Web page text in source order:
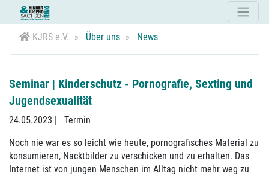
KJRS e.V. Über uns News
Seminar | Kinderschutz - Pornografie, Sexting und
Jugendsexualität
24.05.2023
Termin
Noch nie war es so leicht wie heute, pornografisches Material zu
konsumieren, Nacktbilder zu verschicken und zu erhalten. Das
Internet ist von jungen Menschen im Alltag nicht mehr weg zu